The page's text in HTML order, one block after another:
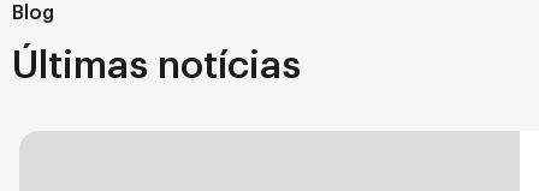
Blog
Últimas notícias